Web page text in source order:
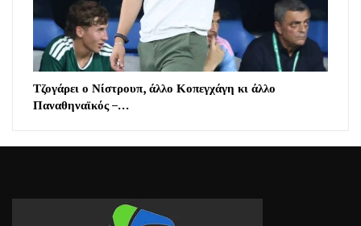
Τζογάρει ο Νίστρουπ, άλλο Κοπεγχάγη κι άλλο
Παναθηναϊκός –…